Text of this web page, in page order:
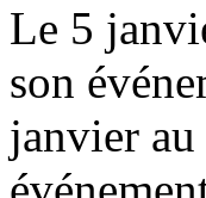
Le 5
son
janvier